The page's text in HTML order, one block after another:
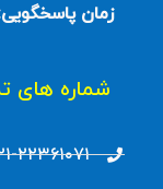
زمان
شماره های
۰۲۱-